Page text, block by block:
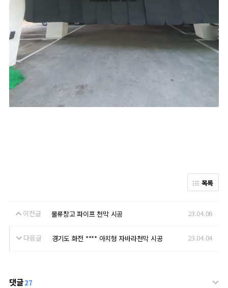
목록
이전글 물류창고 파이프 천막 시공 23.04.06
다음글 경기도 화전 **** 아치형 자바라천막 시공 23.04.04
댓글27